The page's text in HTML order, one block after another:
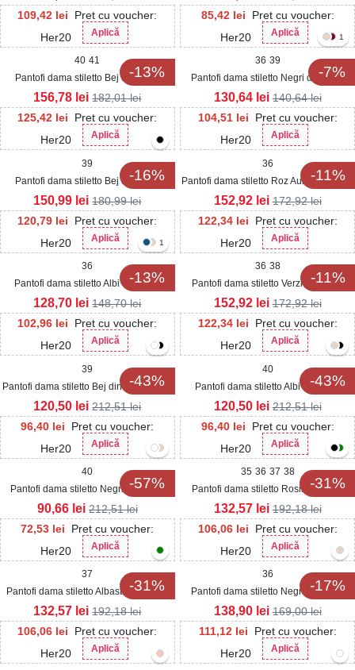
109,42 lei
Pret cu voucher:
Her20
Aplică
85,42 lei
Pret cu voucher:
Her20
Aplică
-13%
40 41
Pantofi dama stiletto Bej din Piele
Ecologica Lacuita Serena2
125,42 lei
Pret cu voucher:
Her20
Aplică
156,78 lei 182,01lei
-7%
1
36 39
Pantofi dama stiletto Negri din Piele
Ecologica Intoarsa Tavery
104,51 lei
Pret cu voucher:
Her20
Aplică
130,64 lei 140,64lei
-16%
39
Pantofi dama stiletto Bej din Piele
Ecologica Intoarsa Dharya2
120,79 lei
Pret cu voucher:
Her20
Aplică
150,99 lei 180,99lei
-11%
36
Pantofi dama stiletto Roz Auriu din Piele
Ecologica Deka
122,34 lei
Pret cu voucher:
Her20
Aplică
152,92 lei 172,92lei
-13%
1
36
Pantofi dama stiletto Albi din Piele
Ecologica Reva2
102,96 lei
Pret cu voucher:
Her20
Aplică
128,70 lei 148,70lei
-11%
36 38
Pantofi dama stiletto Verzi din Piele
Ecologica Intoarsa Scottie
122,34 lei
Pret cu voucher:
Her20
Aplică
152,92 lei 172,92lei
-43%
39
Pantofi dama stiletto Bej din Satin Azma
96,40 lei
Pret cu voucher:
Her20
Aplică
120,50 lei 212,51lei
-43%
40
Pantofi dama stiletto Albi din Piele
Ecologica Azma
96,40 lei
Pret cu voucher:
Her20
Aplică
120,50 lei 212,51lei
-57%
40
Pantofi dama stiletto Negri din Satin
Azma
72,53 lei
Pret cu voucher:
Her20
Aplică
90,66 lei 212,51lei
-31%
35 36 37 38
Pantofi dama stiletto Rosii din Piele
Ecologica Intoarsa Elliya2
106,06 lei
Pret cu voucher:
Her20
Aplică
132,57 lei 192,18lei
-31%
37
Pantofi dama stiletto Albastri din Piele
Ecologica Intoarsa Aiyah
106,06 lei
Pret cu voucher:
Her20
Aplică
132,57 lei 192,18lei
-17%
36
Pantofi dama stiletto Negri din Piele
Ecologica Intoarsa Dharya2
111,12 lei
Pret cu voucher:
Her20
Aplică
138,90 lei 169,00lei